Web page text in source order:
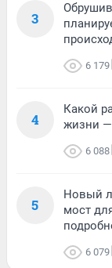
3
6 179
4
Какой
жизни
6 088
5
Новый
мост
6 079